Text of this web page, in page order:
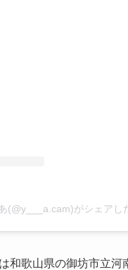
(@y___a.cam)がシェアし
和歌山県の御坊市立河